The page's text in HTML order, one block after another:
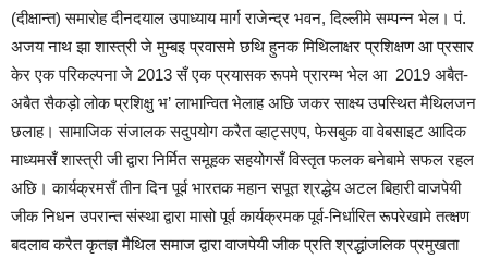
(दीक्षान्त) समारोह दीनदयाल उपाध्याय मार्ग राजेन्द्र भवन, दिल्लीमे सम्पन्न भेल। पं.
अजय नाथ झा शास्त्री जे मुम्बइ प्रवासमे छथि हुनक मिथिलाक्षर प्रशिक्षण आ प्रसार
केर एक परिकल्पना जे 2013 सँ एक प्रयासक रूपमे प्रारम्भ भेल आ 2019 अबैत-
अबैत सैकड़ो लोक प्रशिक्षु भ’ लाभान्वित भेलाह अछि जकर साक्ष्य उपस्थित मैथिलजन
छलाह। सामाजिक संजालक सदुपयोग करैत व्हाट्सएप, फेसबुक वा वेबसाइट आदिक
माध्यमसँ शास्त्री जी द्वारा निर्मित समूहक सहयोगसँ विस्तृत फलक बनेबामे सफल रहल
अछि। कार्यक्रमसँ तीन दिन पूर्व भारतक महान सपूत श्रद्धेय अटल बिहारी वाजपेयी
जीक निधन उपरान्त संस्था द्वारा मासो पूर्व कार्यक्रमक पूर्व-निर्धारित रूपरेखामे तत्क्षण
बदलाव करैत कृतज्ञ मैथिल समाज द्वारा वाजपेयी जीक प्रति श्रद्धांजलिक प्रमुखता